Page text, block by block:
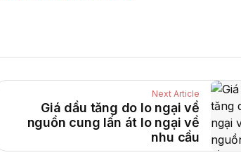
Next Article
Giá dầu tăng do lo ngại về
nguồn cung lấn át lo ngại về
nhu cầu